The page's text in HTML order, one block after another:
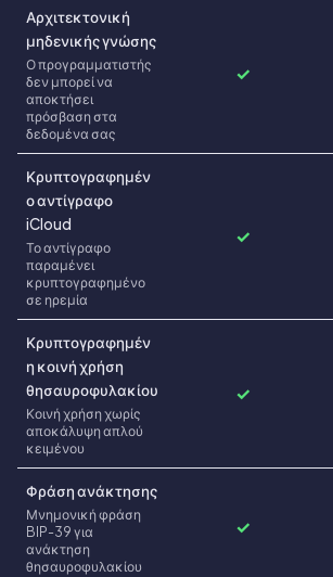
Αρχιτεκτονική
μηδενικής γνώσης
Ο προγραμματιστής
δεν μπορεί να
αποκτήσει
πρόσβαση στα
δεδομένα σας
✓
Κρυπτογραφημέν
ο αντίγραφο
iCloud
Το αντίγραφο
παραμένει
κρυπτογραφημένο
σε ηρεμία
✓
Κρυπτογραφημέν
η κοινή χρήση
θησαυροφυλακίου
Κοινή χρήση χωρίς
αποκάλυψη απλού
κειμένου
✓
Φράση ανάκτησης
Μνημονική φράση
BIP-39 για
ανάκτηση
θησαυροφυλακίου
✓